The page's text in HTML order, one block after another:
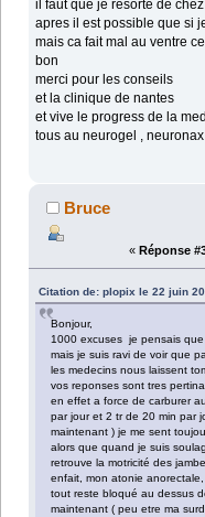
il faut que je resorte de
apres il est possible que si
mais ca fait mal au ventre
bon
merci pour les conseils
et la clinique de nantes
et vive le progress de la
tous au neurogel ,
Bruce
« Réponse
Citation de: plopix le 22 juin
Bonjour,
1000 excuses je pensais
mais je suis ravi de voir que
les medecins nous laissent
vos reponses sont tres
en effet a force de carburer
par jour et 2 tr de 20 min par
maintenant ) je me sent
alors que quand je suis
retrouve la motricité des
enfait, mon atonie
tout reste bloqué au dessus
maintenant ( peu etre ma